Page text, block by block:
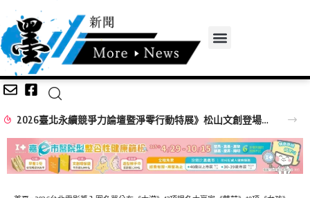
2026臺北永續競爭力論壇暨淨零行動特展》松山文創登場！ 企業、市民化身淨零英雄，成就臺北永續未來